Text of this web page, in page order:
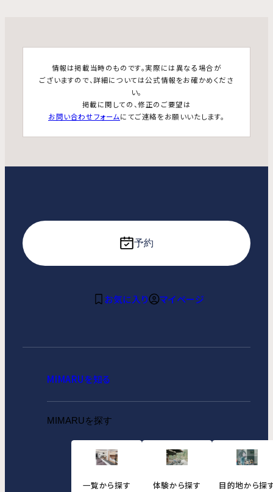
情報は掲載当時のものです。実際には異なる場合が
ございますので、詳細については公式情報をお確かめくださ
い。
掲載に関しての、修正のご要望は
お問い合わせフォームにてご連絡をお願いいたします。
予約
お気に入り マイページ
MIMARUを知る
MIMARUを探す
一覧から探す 体験から探す 目的地から探